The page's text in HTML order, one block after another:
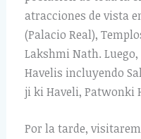
atracciones de vista
(Palacio Real),
Lakshmi Nath.
Havelis incluyendo
ji ki Haveli, Patwonki
Por la tarde,